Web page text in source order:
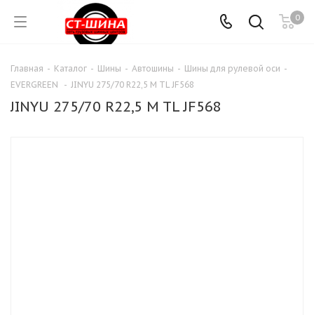
0
Главная - Каталог - Шины - Автошины - Шины для рулевой оси -
EVERGREEN
- JINYU 275/70 R22,5 M TL JF568
JINYU 275/70 R22,5 M TL JF568